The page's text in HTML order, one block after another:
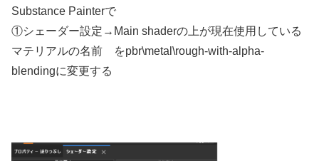
Substance Painterで
①シェーダー設定→Main shaderの上が現在使用している
マテリアルの名前 をpbr\metal\rough-with-alpha-
blendingに変更する